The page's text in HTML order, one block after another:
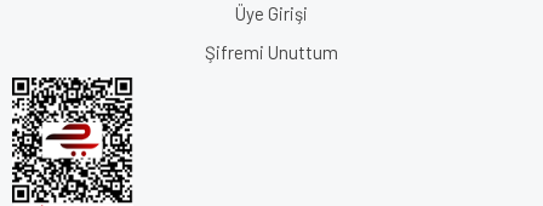
Üye Girişi
Şifremi Unuttum